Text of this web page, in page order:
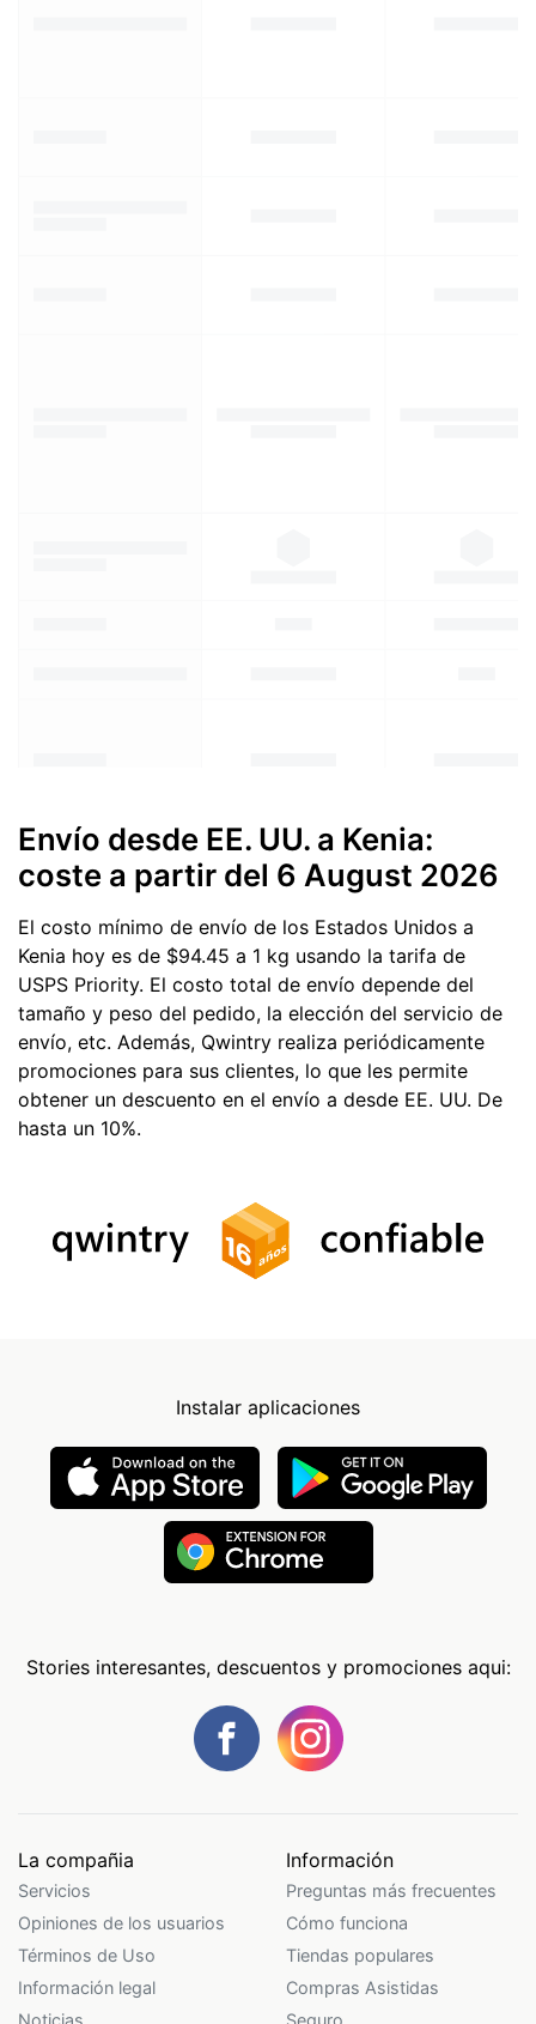
Envío desde EE. UU. a Kenia:
coste a partir del 6 August 2026
El costo mínimo de envío de los Estados Unidos a
Kenia hoy es de $94.45 a 1 kg usando la tarifa de
USPS Priority. El costo total de envío depende del
tamaño y peso del pedido, la elección del servicio de
envío, etc. Además, Qwintry realiza periódicamente
promociones para sus clientes, lo que les permite
obtener un descuento en el envío a desde EE. UU. De
hasta un 10%.
Instalar aplicaciones
Stories interesantes, descuentos y promociones aqui:
La compañia
Servicios
Opiniones de los usuarios
Términos de Uso
Información legal
Información
Preguntas más frecuentes
Cómo funciona
Tiendas populares
Compras Asistidas